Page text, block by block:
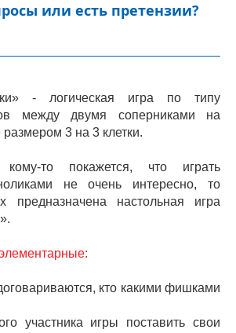
или есть претензии?
- логическая игра по типу
между двумя соперниками на
3 на 3 клетки.
то покажется, что играть
не очень интересно, то
предназначена настольная игра
кто какими фишками
участника игры поставить свои